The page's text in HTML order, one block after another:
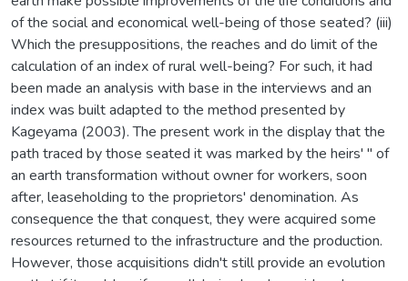
of the social and economical well-being of those seated? (iii)
Which the presuppositions, the reaches and do limit of the
calculation of an index of rural well-being? For such, it had
been made an analysis with base in the interviews and an
index was built adapted to the method presented by
Kageyama (2003). The present work in the display that the
path traced by those seated it was marked by the heirs' " of
an earth transformation without owner for workers, soon
after, leaseholding to the proprietors' denomination. As
consequence the that conquest, they were acquired some
resources returned to the infrastructure and the production.
However, those acquisitions didn't still provide an evolution